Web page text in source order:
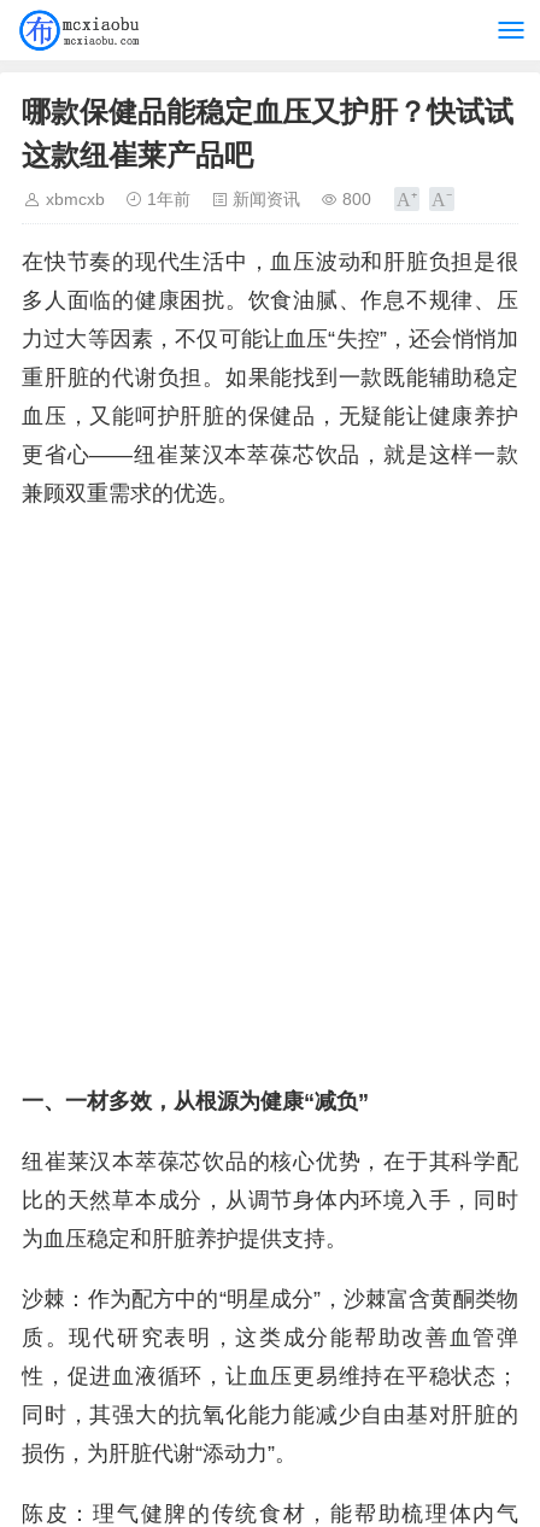
哪款保健品能稳定血压又护肝？快试试
这款纽崔莱产品吧
xbmcxb 1年前 新闻资讯 800
在快节奏的现代生活中，血压波动和肝脏负担是很
多人面临的健康困扰。饮食油腻、作息不规律、压
力过大等因素，不仅可能让血压“失控”，还会悄悄加
重肝脏的代谢负担。如果能找到一款既能辅助稳定
血压，又能呵护肝脏的保健品，无疑能让健康养护
更省心——纽崔莱汉本萃葆芯饮品，就是这样一款
兼顾双重需求的优选。
一、一材多效，从根源为健康“减负”
纽崔莱汉本萃葆芯饮品的核心优势，在于其科学配
比的天然草本成分，从调节身体内环境入手，同时
为血压稳定和肝脏养护提供支持。
沙棘：作为配方中的“明星成分”，沙棘富含黄酮类物
质。现代研究表明，这类成分能帮助改善血管弹
性，促进血液循环，让血压更易维持在平稳状态；
同时，其强大的抗氧化能力能减少自由基对肝脏的
损伤，为肝脏代谢“添动力”。
陈皮：理气健脾的传统食材，能帮助梳理体内气